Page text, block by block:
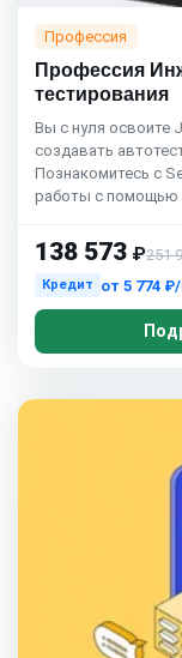
Профессия
Профессия
тестирования
Вы с нуля освоите
создавать
Познакомитесь с
работы с помощью
138 573 ₽251
Кредит
от 5 774